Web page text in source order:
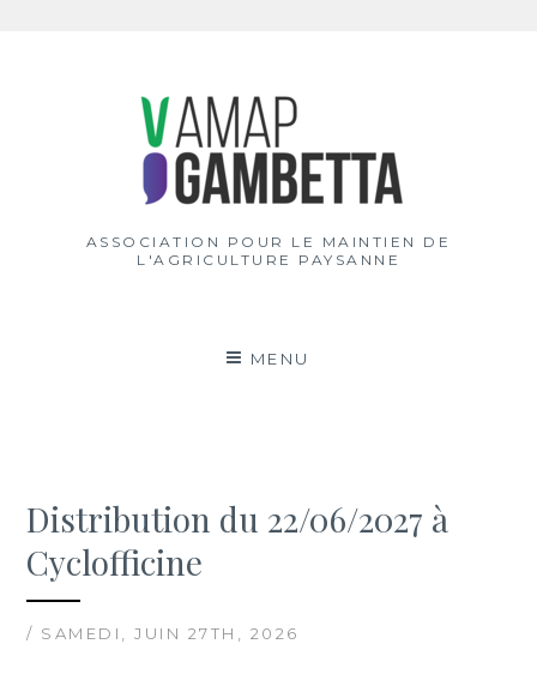
ASSOCIATION POUR LE MAINTIEN DE
L'AGRICULTURE PAYSANNE
MENU
Distribution du 22/06/2027 à
Cyclofficine
/ SAMEDI, JUIN 27TH, 2026